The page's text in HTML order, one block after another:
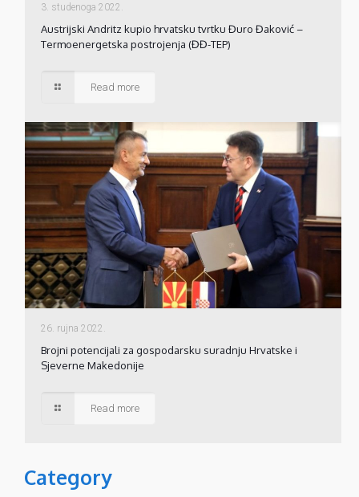
3. studenoga 2022.
Austrijski Andritz kupio hrvatsku tvrtku Đuro Đaković –
Termoenergetska postrojenja (ĐĐ-TEP)
Read more
26. rujna 2022.
Brojni potencijali za gospodarsku suradnju Hrvatske i
Sjeverne Makedonije
Read more
Category